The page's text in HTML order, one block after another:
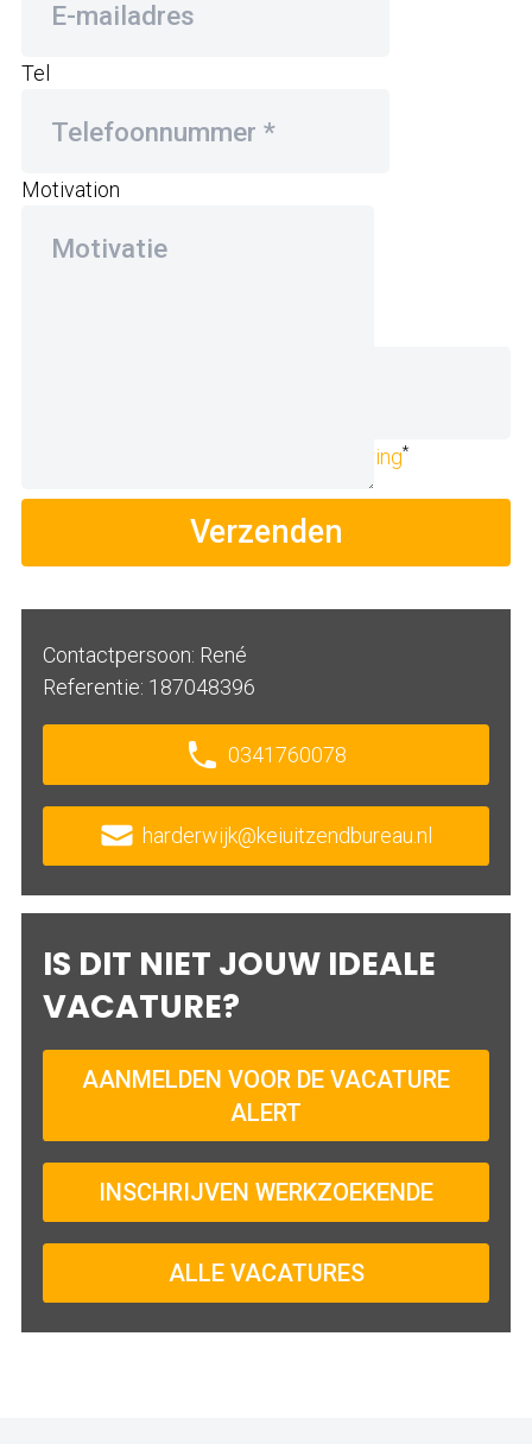
Tel
Motivation
privacyverklaring*
Verzenden
Contactpersoon: René
Referentie: 187048396
0341760078
harderwijk@keiuitzendbureau.nl
IS DIT NIET JOUW IDEALE
VACATURE?
AANMELDEN VOOR DE VACATURE
ALERT
INSCHRIJVEN WERKZOEKENDE
ALLE VACATURES